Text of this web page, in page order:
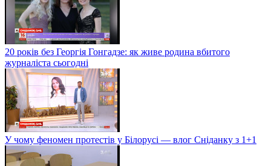
20 років без Георгія Гонгадзе: як живе родина вбитого
журналіста сьогодні
У чому феномен протестів у Білорусі — влог Сніданку з 1+1